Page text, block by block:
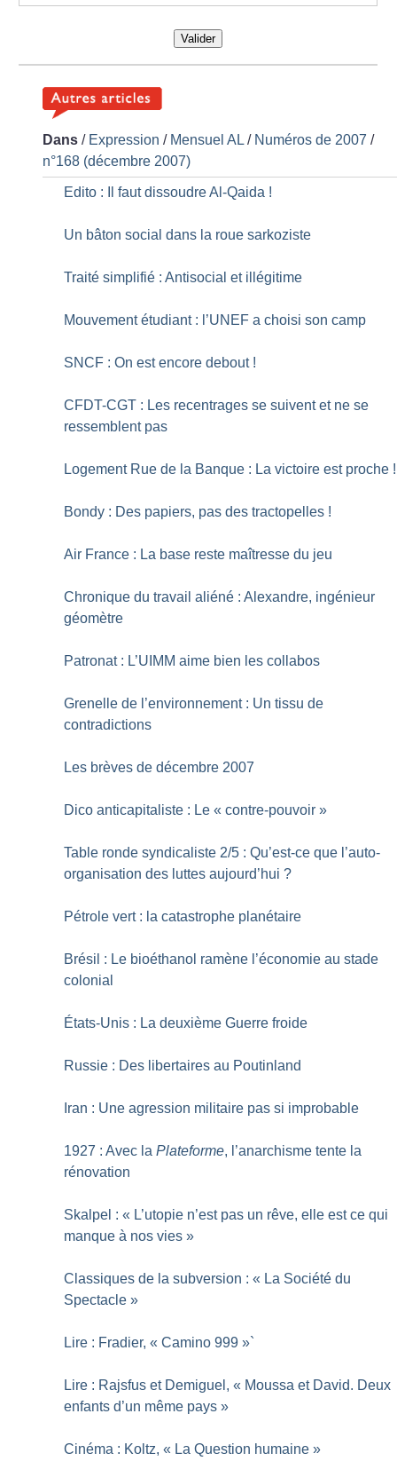
Valider
Dans / Expression / Mensuel AL / Numéros de 2007 /
n°168 (décembre 2007)
Edito : Il faut dissoudre Al-Qaida !
Un bâton social dans la roue sarkoziste
Traité simplifié : Antisocial et illégitime
Mouvement étudiant : l’UNEF a choisi son camp
SNCF : On est encore debout !
CFDT-CGT : Les recentrages se suivent et ne se
ressemblent pas
Logement Rue de la Banque : La victoire est proche !
Bondy : Des papiers, pas des tractopelles !
Air France : La base reste maîtresse du jeu
Chronique du travail aliéné : Alexandre, ingénieur
géomètre
Patronat : L’UIMM aime bien les collabos
Grenelle de l’environnement : Un tissu de
contradictions
Les brèves de décembre 2007
Dico anticapitaliste : Le « contre-pouvoir »
Table ronde syndicaliste 2/5 : Qu’est-ce que l’auto-
organisation des luttes aujourd’hui ?
Pétrole vert : la catastrophe planétaire
Brésil : Le bioéthanol ramène l’économie au stade
colonial
États-Unis : La deuxième Guerre froide
Russie : Des libertaires au Poutinland
Iran : Une agression militaire pas si improbable
1927 : Avec laPlateforme, l’anarchisme tente la
rénovation
Skalpel : « L’utopie n’est pas un rêve, elle est ce qui
manque à nos vies »
Classiques de la subversion : « La Société du
Spectacle »
Lire : Fradier, « Camino 999 »`
Lire : Rajsfus et Demiguel, « Moussa et David. Deux
enfants d’un même pays »
Cinéma : Koltz, « La Question humaine »